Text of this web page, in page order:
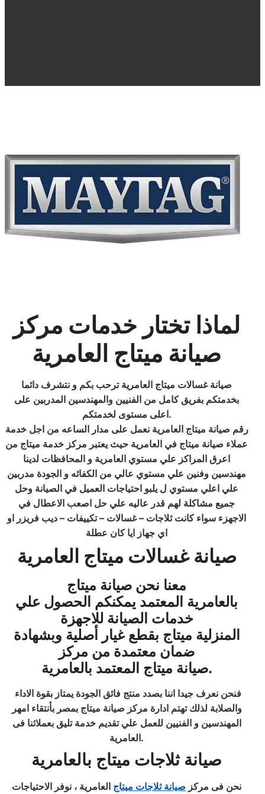
لماذا تختار خدمات مركز
صيانة ميتاج العامرية
صيانة غسالات ميتاج العامرية ترحب بكم و نتشرف دائما
بخدمتكم بفريق كامل من الفنيين والمهندسين المدربين على
اعلى مستوى لخدمتكم.
رقم صيانة ميتاج العامرية نعمل على مدار الساعه من اجل خدمة
عملاء صيانة ميتاج في العامرية حيث يعتبر مركز خدمة ميتاج من
اعرق المراكز علي مستوي العامرية و المحافظات لدينا
مهندسين وفنين علي مستوي عالي من الكفائه و الجودة مدربين
علي اعلي مستوي ل يلبو احتياجات العميل في الصيانة وحل
جميع مشاكلة لهم قدر عاليه علي حل اصعب الاعطال في
الاجهزء سواء كانت ثلاجات – غسالات – تكييفات – ديب فريزر او
اي جهاز ايا كان عطلة
صيانة غسالات ميتاج العامرية
معنا نحن صيانة ميتاج
بالعامرية المعتمد يمكنكم الحصول علي
خدمات الصيانة للاجهزة
المنزلية ميتاج بقطع غيار أصلية وبشهادة
ضمان معتمدة من مركز
صيانة ميتاج المعتمد بالعامرية.
والصلابة لذلك تهتم ادارة مركز صيانة ميتاج بمصر بأنتقاء امهر
المهندسين و الفنيين للعمل علي تقديم خدمة تليق بعملائنا فى
العامرية.
صيانة ثلاجات ميتاج بالعامرية
نحن فى مركز صيانة ثلاجات ميتاج العامرية ، نوفر الاحتياجات